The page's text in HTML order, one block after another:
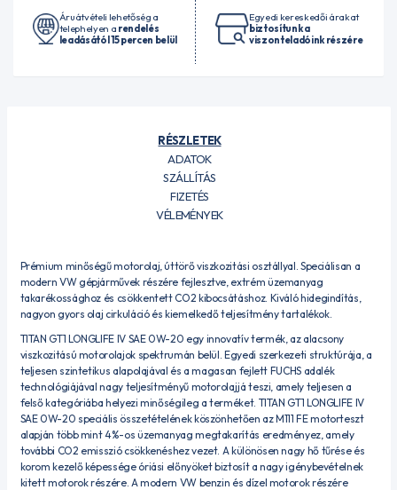
Áruátvételi lehetőség a
telephelyen a rendelés
leadásától 15 percen belül
Egyedi kereskedői árakat
biztosítunk a
viszonteladóink részére
RÉSZLETEK
ADATOK
SZÁLLÍTÁS
FIZETÉS
VÉLEMÉNYEK
Prémium minőségű motorolaj, úttörő viszkozitási osztállyal. Speciálisan a
modern VW gépjárművek részére fejlesztve, extrém üzemanyag
takarékossághoz és csökkentett CO2 kibocsátáshoz. Kiváló hidegindítás,
nagyon gyors olaj cirkuláció és kiemelkedő teljesítmény tartalékok.
TITAN GT1 LONGLIFE IV SAE 0W-20 egy innovatív termék, az alacsony
viszkozitású motorolajok spektrumán belül. Egyedi szerkezeti struktúrája, a
teljesen szintetikus alapolajával és a magasan fejlett FUCHS adalék
technológiájával nagy teljesítményű motorolajjá teszi, amely teljesen a
felső kategóriába helyezi minőségileg a terméket. TITAN GT1 LONGLIFE IV
SAE 0W-20 speciális összetételének köszönhetően az M111 FE motorteszt
alapján több mint 4%-os üzemanyag megtakarítás eredményez, amely
további CO2 emisszió csökkenéshez vezet. A különösen nagy hő tűrése és
korom kezelő képessége óriási előnyöket biztosít a nagy igénybevételnek
kitett motorok részére. A modern VW benzin és dízel motorok részére